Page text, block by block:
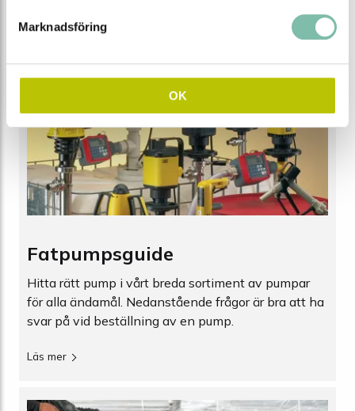
Marknadsföring
OK
Fatpumpsguide
Hitta rätt pump i vårt breda sortiment av pumpar
för alla ändamål. Nedanstående frågor är bra att ha
svar på vid beställning av en pump.
Läs mer